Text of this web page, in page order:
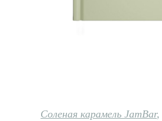
Соленая карамель JamBar,